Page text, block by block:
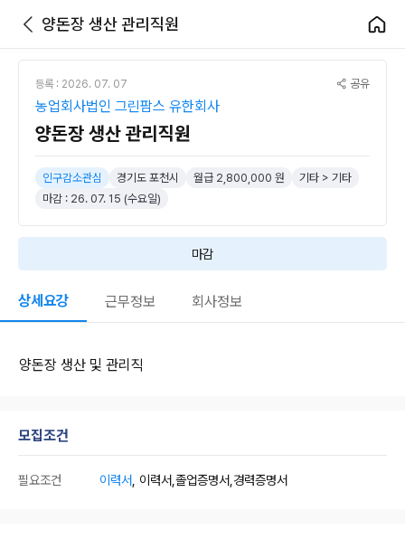
양돈장 생산 관리직원
등록 : 2026. 07. 07 공유
농업회사법인 그린팜스 유한회사
양돈장 생산 관리직원
인구감소관심 경기도 포천시 월급 2,800,000 원
기타 > 기타
마감 : 26. 07. 15 (수요일)
마감
상세요강 근무정보 회사정보
양돈장 생산 및 관리직
모집조건
필요조건 이력서 , 이력서,졸업증명서,경력증명서